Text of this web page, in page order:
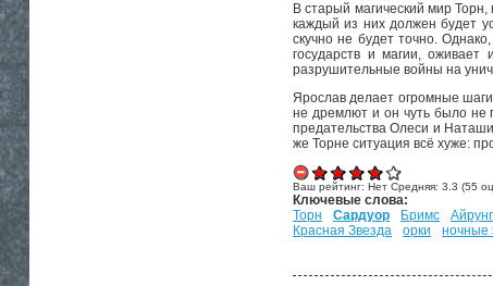
В старый магический мир
каждый из них должен будет
скучно не будет точно.
государств и магии,
разрушительные войны на
Ярослав делает огромные шаги
не дремлют и он чуть было не
предательства Олеси и
же Торне ситуация всё хуже:
Ваш рейтинг:Нет Средняя:3.3 (55
Ключевые слова:
Торн
Сардуор Бримс Айрунг
Красная Звезда
орки ночные